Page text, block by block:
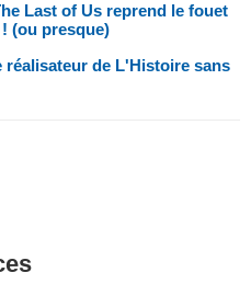
Last of Us reprend le fouet
(ou presque)
réalisateur de L'Histoire sans